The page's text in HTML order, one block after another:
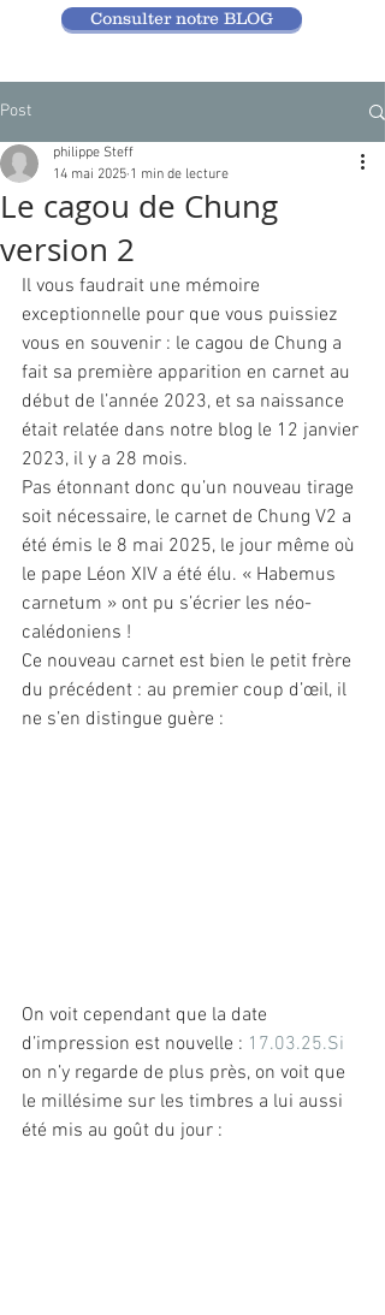
Consulter notre BLOG
Post
Le cagou de Chung
version 2
philippe Steff
14 mai 2025 1 min de lecture
Il vous faudrait une mémoire
exceptionnelle pour que vous puissiez
vous en souvenir : le cagou de Chung a
fait sa première apparition en carnet au
début de l’année 2023, et sa naissance
était relatée dans notre blog le 12 janvier
2023, il y a 28 mois.
Pas étonnant donc qu’un nouveau tirage
soit nécessaire, le carnet de Chung V2 a
été émis le 8 mai 2025, le jour même où
le pape Léon XIV a été élu. « Habemus
carnetum » ont pu s’écrier les néo-
calédoniens !
Ce nouveau carnet est bien le petit frère
du précédent : au premier coup d’œil, il
ne s’en distingue guère :
On voit cependant que la date
d’impression est nouvelle : 17.03.25.Si
on n’y regarde de plus près, on voit que
le millésime sur les timbres a lui aussi
été mis au goût du jour :